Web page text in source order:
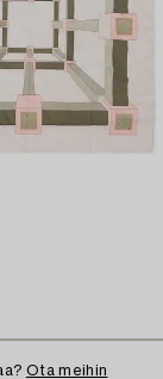
Ota meihin